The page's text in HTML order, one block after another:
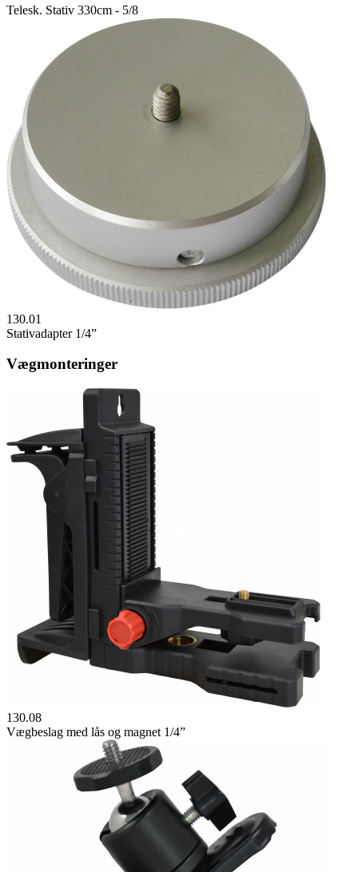
Telesk. Stativ 330cm - 5/8
130.01
Stativadapter 1/4”
Vægmonteringer
130.08
Vægbeslag med lås og magnet 1/4”